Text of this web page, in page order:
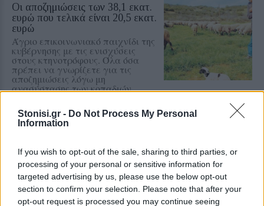
Stonisi.gr - Do Not Process My Personal
Information
If you wish to opt-out of the sale, sharing to third parties, or
processing of your personal or sensitive information for
targeted advertising by us, please use the below opt-out
section to confirm your selection. Please note that after your
opt-out request is processed you may continue seeing
Οι αποζημιώσεις των 38,1 εκατ.
ευρώ που τελικά είναι 20,5 εκατ.
ευρώ
Άγριο επικοινωνιακό παιχνίδι της
κυβέρνησης με τις ενισχύσεις
στους κτηνοτρόφους. Όλα όσα
πρέπει να γνωρίζετε για τις
αποζημιώσεις λόγω μη
ανασύστασης των κοπαδιών
ΑΓΡΟΤΕΣ
Ψίχουλα για τη βιοασφάλεια των
Μόνο στη Λέσβο έχουν δαπανηθεί
6.000.000 ευρώ μέσα σε
τεσσερισήμισι μήνες, ενώ το
Υπουργείο Αγροτικής Ανάπτυξης
ανακοινώνει επιπλέον 12,5 εκατ.
ευρώ για ολόκληρη τη χώρα